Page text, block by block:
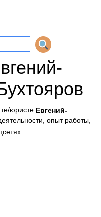
юристе Евгений-
опыт работы,